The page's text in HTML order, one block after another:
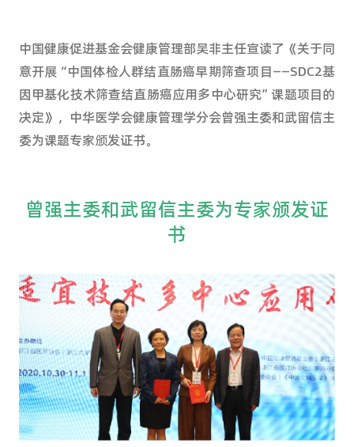
中国健康促进基金会健康管理部吴非主任宣读了《关于同
意开展“中国体检人群结直肠癌早期筛查项目——SDC2基
因甲基化技术筛查结直肠癌应用多中心研究”课题项目的
决定》，中华医学会健康管理学分会曾强主委和武留信主
委为课题专家颁发证书。
曾强主委和武留信主委为专家颁发证
书